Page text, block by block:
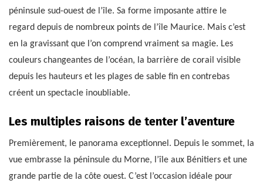
péninsule sud-ouest de l’île. Sa forme imposante attire le
regard depuis de nombreux points de l’île Maurice. Mais c’est
en la gravissant que l’on comprend vraiment sa magie. Les
couleurs changeantes de l’océan, la barrière de corail visible
depuis les hauteurs et les plages de sable fin en contrebas
créent un spectacle inoubliable.
Les multiples raisons de tenter l’aventure
Premièrement, le panorama exceptionnel. Depuis le sommet, la
vue embrasse la péninsule du Morne, l’île aux Bénitiers et une
grande partie de la côte ouest. C’est l’occasion idéale pour